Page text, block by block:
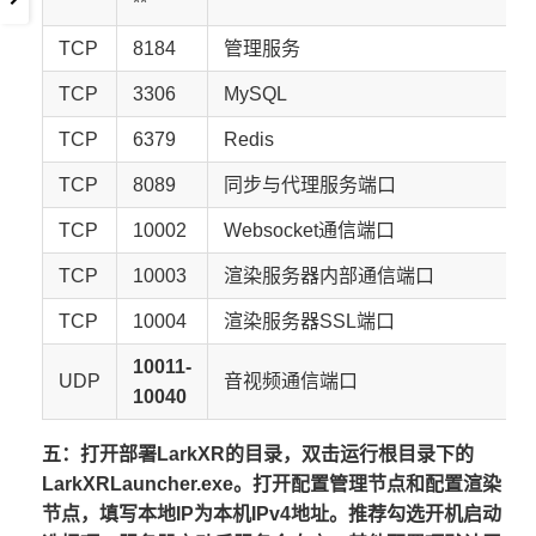
TCP 8184 管理服务
TCP 3306 MySQL
TCP 6379 Redis
TCP 8089 同步与代理服务端口
TCP 10002 Websocket通信端口
TCP 10003 渲染服务器内部通信端口
TCP 10004 渲染服务器SSL端口
UDP
10011-
10040
音视频通信端口
五：打开部署LarkXR的目录，双击运行根目录下的
LarkXRLauncher.exe。打开配置管理节点和配置渲染
节点，填写本地IP为本机IPv4地址。推荐勾选开机启动